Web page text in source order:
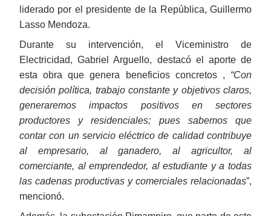
liderado por el presidente de la República, Guillermo
Lasso Mendoza.
Durante su intervención, el Viceministro de
Electricidad, Gabriel Arguello, destacó el aporte de
esta obra que genera beneficios concretos , “Con
decisión política, trabajo constante y objetivos claros,
generaremos impactos positivos en sectores
productores y residenciales; pues sabemos que
contar con un servicio eléctrico de calidad contribuye
al empresario, al ganadero, al agricultor, al
comerciante, al emprendedor, al estudiante y a todas
las cadenas productivas y comerciales relacionadas”,
mencionó.